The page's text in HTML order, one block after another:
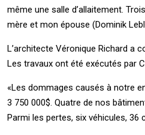
même une salle d’allaitement.
mère et mon épouse (Dominik
L’architecte Véronique Richard a
Les travaux ont été exécutés par
«Les dommages causés à notre
3 750 000$. Quatre de nos
Parmi les pertes, six véhicules,